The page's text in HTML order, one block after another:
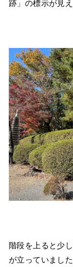
跡」の標示が見え
階段を上ると少
が立っていました